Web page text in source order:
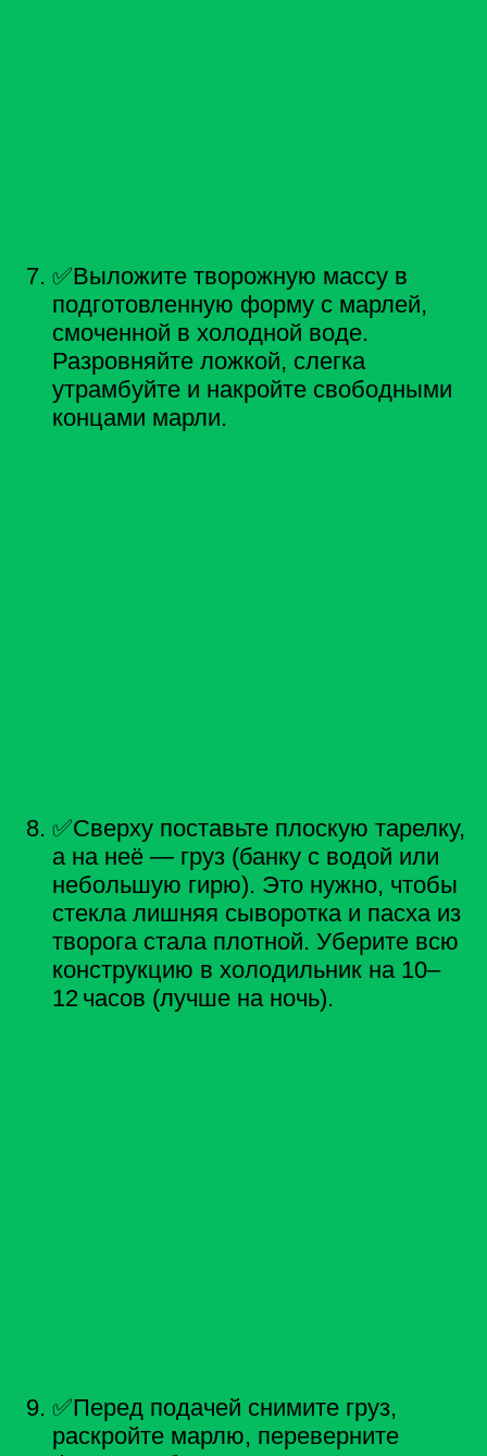
✅Выложите творожную массу в
подготовленную форму с марлей,
смоченной в холодной воде.
Разровняйте ложкой, слегка
утрамбуйте и накройте свободными
концами марли.
✅Сверху поставьте плоскую тарелку,
а на неё — груз (банку с водой или
небольшую гирю). Это нужно, чтобы
стекла лишняя сыворотка и пасха из
творога стала плотной. Уберите всю
конструкцию в холодильник на 10–
12 часов (лучше на ночь).
✅Перед подачей снимите груз,
раскройте марлю, переверните